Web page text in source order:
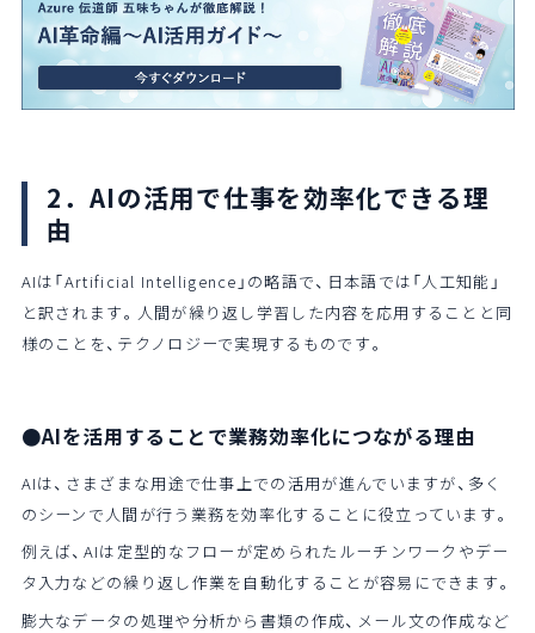
2．AIの活用で仕事を効率化できる理
由
AIは「Artificial Intelligence」の略語で、日本語では「人工知能」
と訳されます。人間が繰り返し学習した内容を応用することと同
様のことを、テクノロジーで実現するものです。
●AIを活用することで業務効率化につながる理由
AIは、さまざまな用途で仕事上での活用が進んでいますが、多く
のシーンで人間が行う業務を効率化することに役立っています。
例えば、AIは定型的なフローが定められたルーチンワークやデー
タ入力などの繰り返し作業を自動化することが容易にできます。
膨大なデータの処理や分析から書類の作成、メール文の作成など